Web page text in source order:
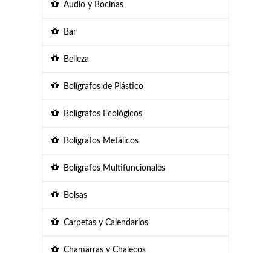
Audio y Bocinas
Bar
Belleza
Bolígrafos de Plástico
Bolígrafos Ecológicos
Bolígrafos Metálicos
Bolígrafos Multifuncionales
Bolsas
Carpetas y Calendarios
Chamarras y Chalecos